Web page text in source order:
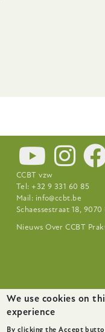
CCBT vzw
Tel: +32 9 331 60 85
Mail: info@ccbt.be
Schaessestraat 18,
Footer-
Nieuws Over CCBT
We use cookies on
experience
By clicking the Accept